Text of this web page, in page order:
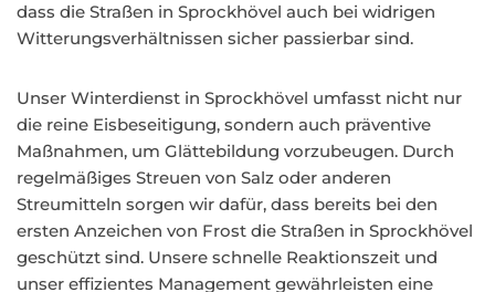
dass die Straßen in Sprockhövel auch bei widrigen
Witterungsverhältnissen sicher passierbar sind.
Unser Winterdienst in Sprockhövel umfasst nicht nur
die reine Eisbeseitigung, sondern auch präventive
Maßnahmen, um Glättebildung vorzubeugen. Durch
regelmäßiges Streuen von Salz oder anderen
Streumitteln sorgen wir dafür, dass bereits bei den
ersten Anzeichen von Frost die Straßen in Sprockhövel
geschützt sind. Unsere schnelle Reaktionszeit und
unser effizientes Management gewährleisten eine